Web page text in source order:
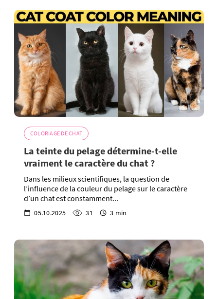
COLORIAGE DE CHAT
La teinte du pelage détermine-t-elle
vraiment le caractère du chat ?
Dans les milieux scientifiques, la question de
l’influence de la couleur du pelage sur le caractère
d’un chat est constamment...
05.10.2025 31 3 min